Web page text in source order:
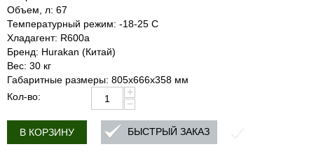
Объем, л: 67
Температурный режим: -18-25 С
Хладагент: R600a
Бренд: Hurakan (Китай)
Вес: 30 кг
Габаритные размеры: 805x666x358 мм
Кол-во:
+
−
В КОРЗИНУ БЫСТРЫЙ ЗАКАЗ